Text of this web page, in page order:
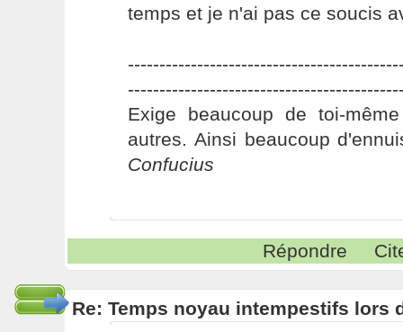
temps et je n'ai pas ce soucis
Exige beaucoup de toi-
autres. Ainsi beaucoup
Confucius
Répondre
Re: Temps noyau intempestifs lors